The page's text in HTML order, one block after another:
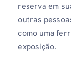
reserva em
outras
como uma
exposição.